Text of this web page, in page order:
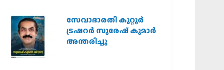
സർക്കാർ
സേവാഭാരതി കുറ്റൂർ
ട്രഷറർ സുരേഷ് കുമാർ
അന്തരിച്ചു